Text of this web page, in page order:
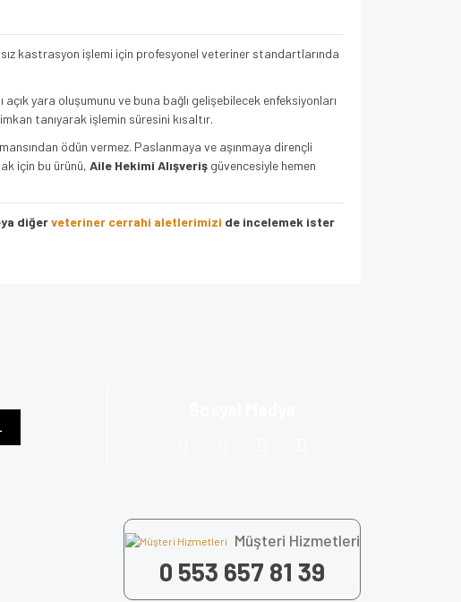
kastrasyon işlemi için profesyonel veteriner standartlarında
yara oluşumunu ve buna bağlı gelişebilecek enfeksiyonları
tanıyarak işlemin süresini kısaltır.
ödün vermez. Paslanmaya ve aşınmaya dirençli
için bu ürünü, Aile Hekimi Alışveriş güvencesiyle hemen
diğerveteriner cerrahi aletlerimizi de incelemek ister
Müşteri Hizmetleri
0 553 657 81 39